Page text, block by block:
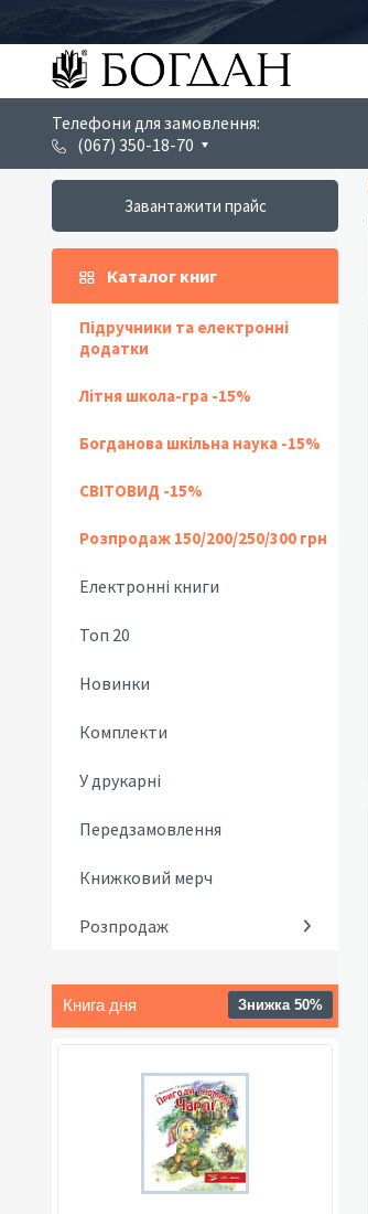
Телефони для замовлення:
(067) 350-18-70
Завантажити прайс
Каталог книг
Підручники та електронні
додатки
Літня школа-гра -15%
Богданова шкільна наука -15%
СВІТОВИД -15%
Розпродаж 150/200/250/300 грн
Електронні книги
Топ 20
Новинки
Комплекти
У друкарні
Передзамовлення
Книжковий мерч
Розпродаж
Книга дня Знижка 50%